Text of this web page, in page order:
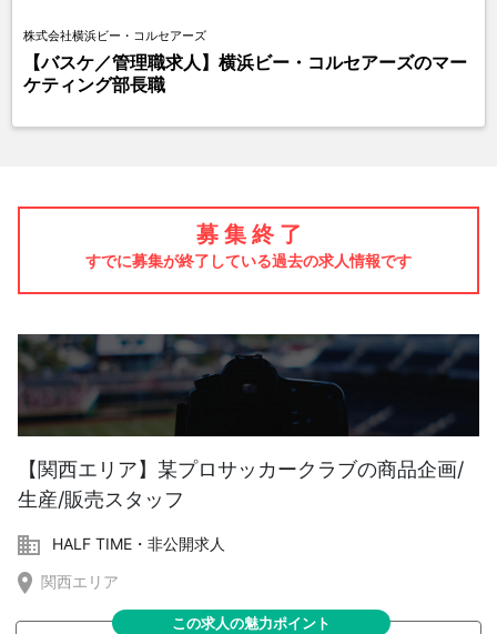
株式会社横浜ビー・コルセアーズ
【バスケ／管理職求人】横浜ビー・コルセアーズのマー
ケティング部長職
募 集 終 了
すでに募集が終了している過去の求人情報です
【関西エリア】某プロサッカークラブの商品企画/
生産/販売スタッフ
HALF TIME・非公開求人
関西エリア
この求人の魅力ポイント